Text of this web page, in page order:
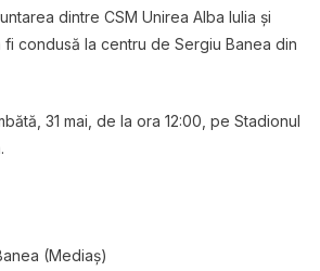
dintre CSM Unirea Alba Iulia și
fi condusă la centru de Sergiu Banea din
31 mai, de la ora 12:00, pe Stadionul
(Mediaș)